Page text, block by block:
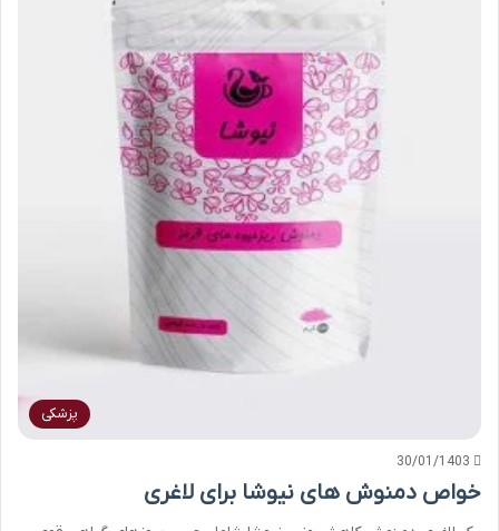
پزشکی
30/01/1403
خواص دمنوش های نیوشا برای لاغری